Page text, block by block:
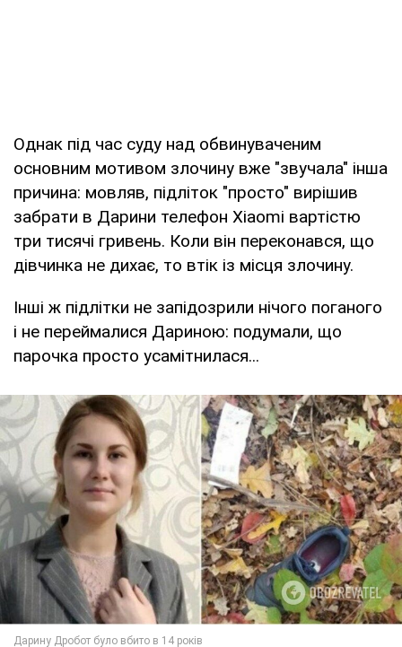
Однак під час суду над обвинуваченим
основним мотивом злочину вже "звучала" інша
причина: мовляв, підліток "просто" вирішив
забрати в Дарини телефон Xiaomi вартістю
три тисячі гривень. Коли він переконався, що
дівчинка не дихає, то втік із місця злочину.
Інші ж підлітки не запідозрили нічого поганого
і не переймалися Дариною: подумали, що
парочка просто усамітнилася...